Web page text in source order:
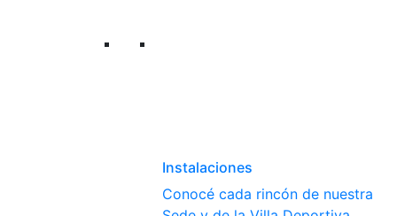
Instalaciones
Conocé cada rincón de nuestra